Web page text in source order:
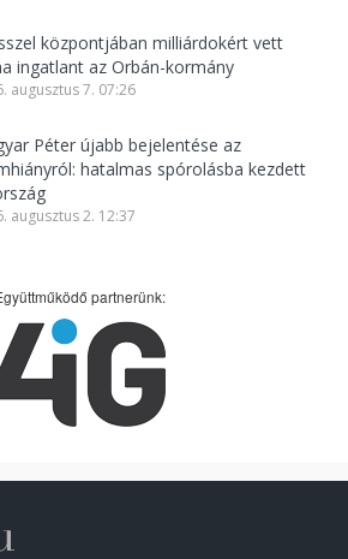
központjában milliárdokért vett
ingatlant az Orbán-kormány
augusztus 7. 07:26
Péter újabb bejelentése az
hatalmas spórolásba kezdett
augusztus 2. 12:37
partnerünk: